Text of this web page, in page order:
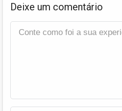
Deixe um comentário